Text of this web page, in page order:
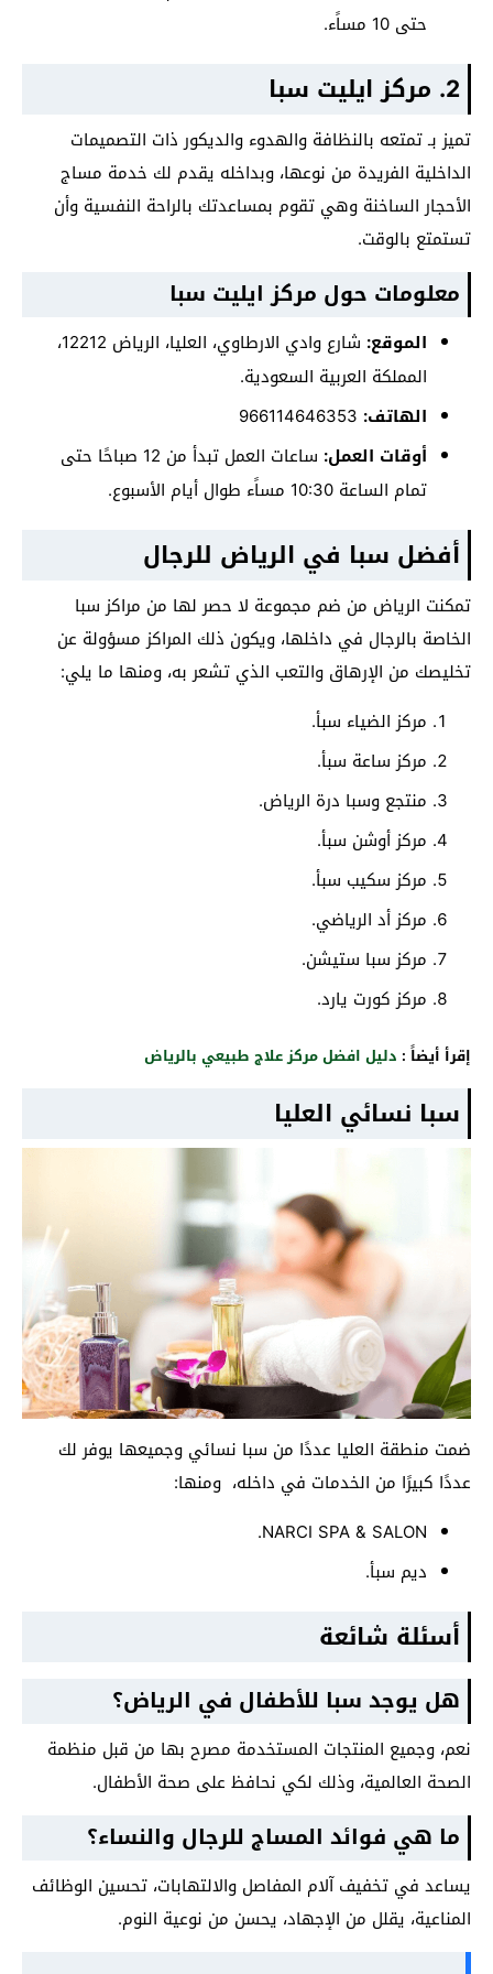
حتى 10 مساًء.
2. مركز ايليت سبا
تميز بـ تمتعه بالنظافة والهدوء والديكور ذات التصميمات
الداخلية الفريدة من نوعها، وبداخله يقدم لك خدمة مساج
الأحجار الساخنة وهي تقوم بمساعدتك بالراحة النفسية وأن
تستمتع بالوقت.
معلومات حول مركز ايليت سبا
الموقع:
شارع وادي الارطاوي، العليا، الرياض 12212،
المملكة العربية السعودية.
الهاتف:
أوقات العمل:
ساعات العمل تبدأ من 12 صباحًا حتى
تمام الساعة 10:30 مساًء طوال أيام الأسبوع.
أفضل سبا في الرياض للرجال
تمكنت الرياض من ضم مجموعة لا حصر لها من مراكز سبا
الخاصة بالرجال في داخلها، ويكون ذلك المراكز مسؤولة عن
تخليصك من الإرهاق والتعب الذي تشعر به، ومنها ما يلي:
مركز الضياء سبأ.
مركز ساعة سبأ.
منتجع وسبا درة الرياض.
مركز أوشن سبأ.
مركز سكيب سبأ.
مركز أد الرياضي.
مركز سبا ستيشن.
مركز كورت يارد.
إقرأ أيضاً : دليل افضل مركز علاج طبيعي بالرياض
سبا نسائي العليا
ضمت منطقة العليا عددًا من سبا نسائي وجميعها يوفر لك
عددًا كبيرًا من الخدمات في داخله، ومنها:
NARCI SPA & SALON.
ديم سبأ.
أسئلة شائعة
هل يوجد سبا للأطفال في الرياض؟
نعم، وجميع المنتجات المستخدمة مصرح بها من قبل منظمة
الصحة العالمية، وذلك لكي نحافظ على صحة الأطفال.
ما هي فوائد المساج للرجال والنساء؟
يساعد في تخفيف آلام المفاصل والالتهابات، تحسين الوظائف
المناعية، يقلل من الإجهاد، يحسن من نوعية النوم.